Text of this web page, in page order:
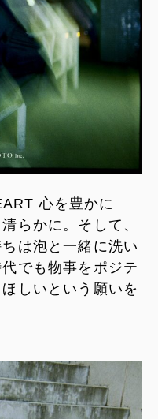
心を豊かに
らかに。そして、
は泡と一緒に洗い
でも物事をポジテ
しいという願いを